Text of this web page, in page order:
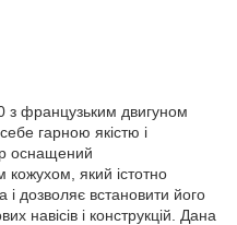
з французьким двигуном
гарною якістю і
оснащений
який істотно
дозволяє встановити його
навісів і конструкцій. Дана